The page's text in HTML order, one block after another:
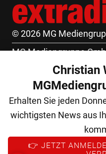
© 2026 MG
MG Mediengruppe
Burgring 1/7
1010 Wien
+43 (1) 522 14 14
office@mgmedien.at
Kontakt
Christian
Erhalten Sie jeden
wichtigsten News aus
👉 JETZT